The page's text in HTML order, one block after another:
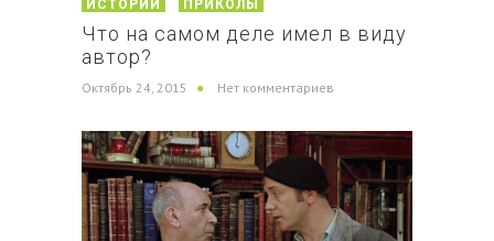
ИСТОРИИ ПРИКОЛЫ
Что на самом деле имел в виду
автор?
Октябрь 24, 2015 Нет комментариев